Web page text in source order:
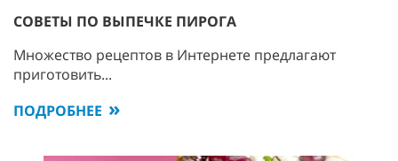
СОВЕТЫ ПО ВЫПЕЧКЕ ПИРОГА
Множество рецептов в Интернете предлагают
приготовить...
ПОДРОБНЕЕ